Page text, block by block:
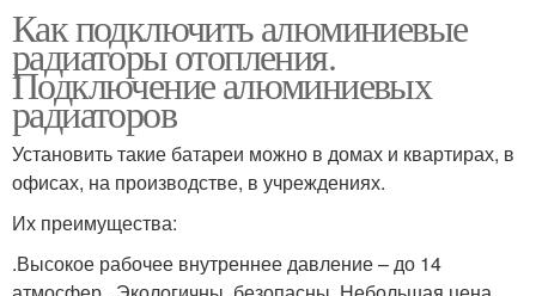
разводкой
Нижний разводка
Двухтрубная схема
Отопления при
двухтрубной системе
Как подключить алюминиевые
радиаторы отопления.
Подключение алюминиевых
радиаторов
Установить такие батареи можно в домах и квартирах, в
офисах, на производстве, в учреждениях.
Их преимущества:
.Высокое рабочее внутреннее давление – до 14